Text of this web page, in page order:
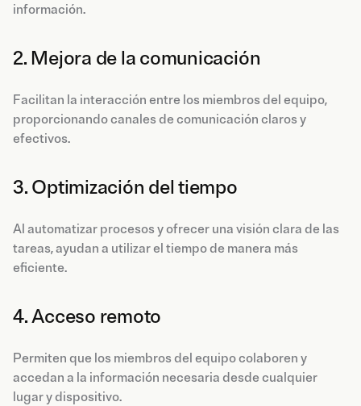
información.
2. Mejora de la comunicación
Facilitan la interacción entre los miembros del equipo,
proporcionando canales de comunicación claros y
efectivos.
3. Optimización del tiempo
Al automatizar procesos y ofrecer una visión clara de las
tareas, ayudan a utilizar el tiempo de manera más
eficiente.
4. Acceso remoto
Permiten que los miembros del equipo colaboren y
accedan a la información necesaria desde cualquier
lugar y dispositivo.